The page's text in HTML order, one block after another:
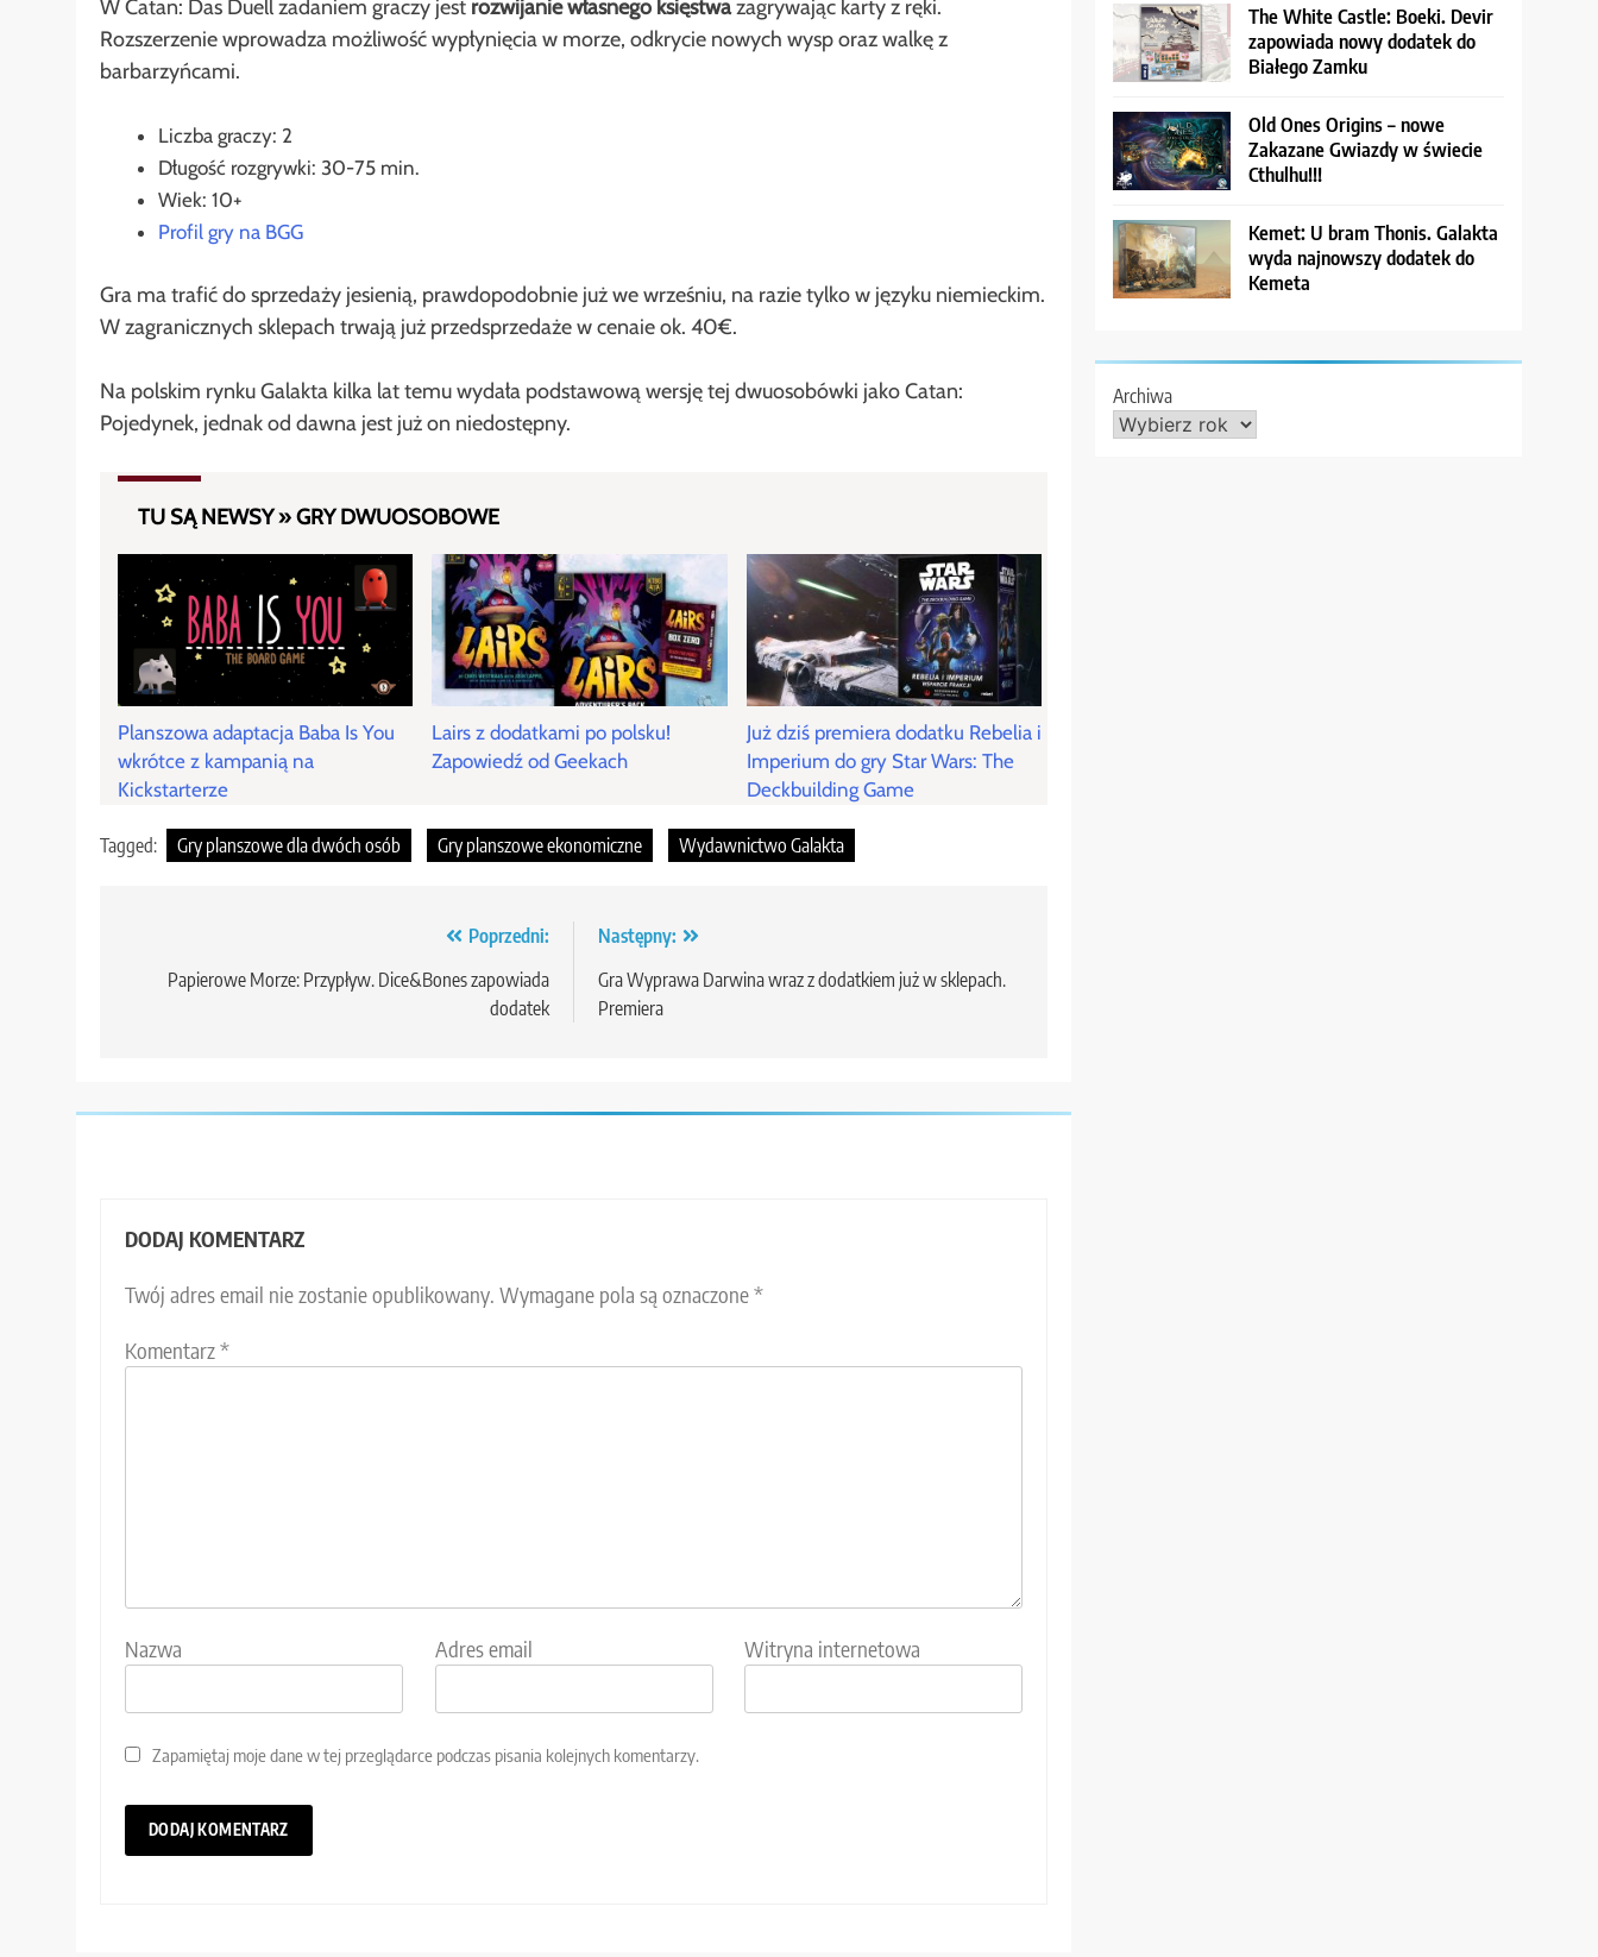
W Catan: Das Duell zadaniem graczy jest rozwijanie własnego księstwazagrywając karty z ręki.
Rozszerzenie wprowadza możliwość wypłynięcia w morze, odkrycie nowych wysp oraz walkę z
barbarzyńcami.
Liczba graczy: 2
Długość rozgrywki: 30-75 min.
Wiek: 10+
Profil gry na BGG
Gra ma trafić do sprzedaży jesienią, prawdopodobnie już we wrześniu, na razie tylko w języku niemieckim.
W zagranicznych sklepach trwają już przedsprzedaże w cenaie ok. 40€.
Na polskim rynku Galakta kilka lat temu wydała podstawową wersję tej dwuosobówki jako Catan:
Pojedynek, jednak od dawna jest już on niedostępny.
TU SĄ NEWSY » GRY DWUOSOBOWE
Planszowa adaptacja Baba Is You
wkrótce z kampanią na
Kickstarterze
Lairs z dodatkami po polsku!
Zapowiedź od Geekach
Już dziś premiera dodatku Rebelia i
Imperium do gry Star Wars: The
Deckbuilding Game
Tagged: Gry planszowe dla dwóch osób Gry planszowe ekonomiczne Wydawnictwo Galakta
wpisu
Poprzedni:
Papierowe Morze: Przypływ. Dice&Bones zapowiada
dodatek
Następny:
Gra Wyprawa Darwina wraz z dodatkiem już w sklepach.
Premiera
DODAJ KOMENTARZ
Twój adres email nie zostanie opublikowany. Wymagane pola są oznaczone*
Komentarz*
Nazwa Adres email Witryna internetowa
Zapamiętaj moje dane w tej przeglądarce podczas pisania kolejnych komentarzy.
The White Castle: Boeki. Devir
zapowiada nowy dodatek do
Białego Zamku
Old Ones Origins – nowe
Zakazane Gwiazdy w świecie
Cthulhu!!!
Kemet: U bram Thonis. Galakta
wyda najnowszy dodatek do
Kemeta
Archiwa